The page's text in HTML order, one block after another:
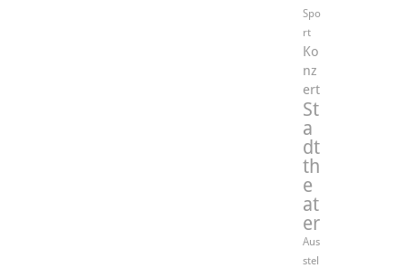
Spo
rt
Ko
nz
ert
St
a
dt
th
e
at
er
Aus
stel